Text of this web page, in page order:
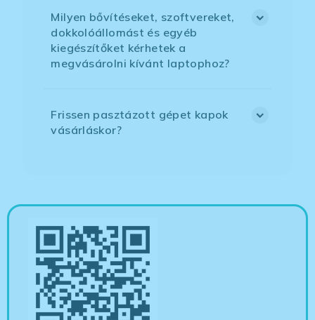
Milyen bővítéseket, szoftvereket,
dokkolóállomást és egyéb
kiegészítőket kérhetek a
megvásárolni kívánt laptophoz?
Frissen pasztázott gépet kapok
vásárláskor?